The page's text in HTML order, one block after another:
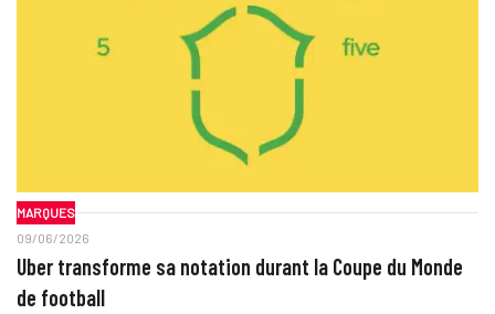
MARQUES
09/06/2026
Uber transforme sa notation durant la Coupe du Monde
de football